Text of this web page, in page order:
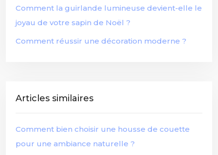
Comment la guirlande lumineuse devient-elle le
joyau de votre sapin de Noël ?
Comment réussir une décoration moderne ?
Articles similaires
Comment bien choisir une housse de couette
pour une ambiance naturelle ?